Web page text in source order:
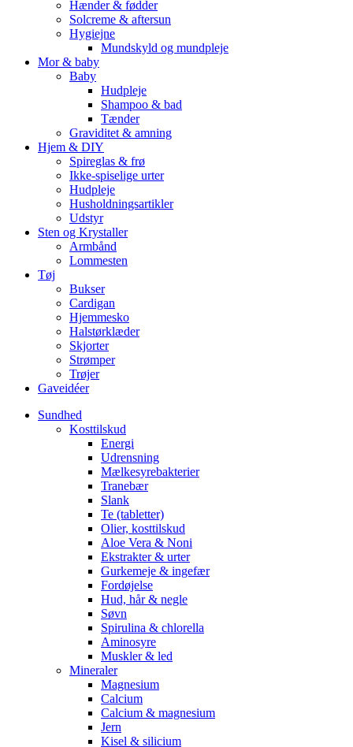
Hænder & fødder
Solcreme & aftersun
Hygiejne
Mundskyld og mundpleje
Mor & baby
Baby
Hudpleje
Shampoo & bad
Tænder
Graviditet & amning
Hjem & DIY
Spireglas & frø
Ikke-spiselige urter
Hudpleje
Husholdningsartikler
Udstyr
Sten og Krystaller
Armbånd
Lommesten
Tøj
Bukser
Cardigan
Hjemmesko
Halstørklæder
Skjorter
Strømper
Trøjer
Gaveidéer
Sundhed
Kosttilskud
Energi
Udrensning
Mælkesyrebakterier
Tranebær
Slank
Te (tabletter)
Olier, kosttilskud
Aloe Vera & Noni
Ekstrakter & urter
Gurkemeje & ingefær
Fordøjelse
Hud, hår & negle
Søvn
Spirulina & chlorella
Aminosyre
Muskler & led
Mineraler
Magnesium
Calcium
Calcium & magnesium
Jern
Kisel & silicium